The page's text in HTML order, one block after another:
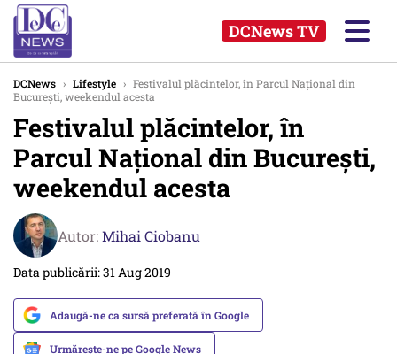
DCNews TV
DCNews › Lifestyle › Festivalul plăcintelor, în Parcul Naţional din
Bucureşti, weekendul acesta
Festivalul plăcintelor, în
Parcul Naţional din Bucureşti,
weekendul acesta
Autor:Mihai Ciobanu
Data publicării: 31 Aug 2019
Adaugă-ne ca sursă preferată în Google
Urmărește-ne pe Google News